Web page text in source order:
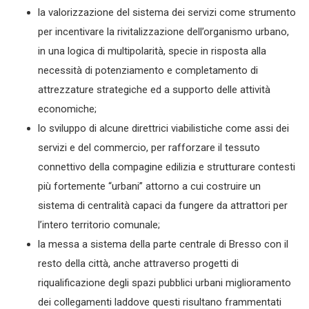
la valorizzazione del sistema dei servizi come strumento
per incentivare la rivitalizzazione dell’organismo urbano,
in una logica di multipolarità, specie in risposta alla
necessità di potenziamento e completamento di
attrezzature strategiche ed a supporto delle attività
economiche;
lo sviluppo di alcune direttrici viabilistiche come assi dei
servizi e del commercio, per rafforzare il tessuto
connettivo della compagine edilizia e strutturare contesti
più fortemente “urbani” attorno a cui costruire un
sistema di centralità capaci da fungere da attrattori per
l’intero territorio comunale;
la messa a sistema della parte centrale di Bresso con il
resto della città, anche attraverso progetti di
riqualificazione degli spazi pubblici urbani miglioramento
dei collegamenti laddove questi risultano frammentati